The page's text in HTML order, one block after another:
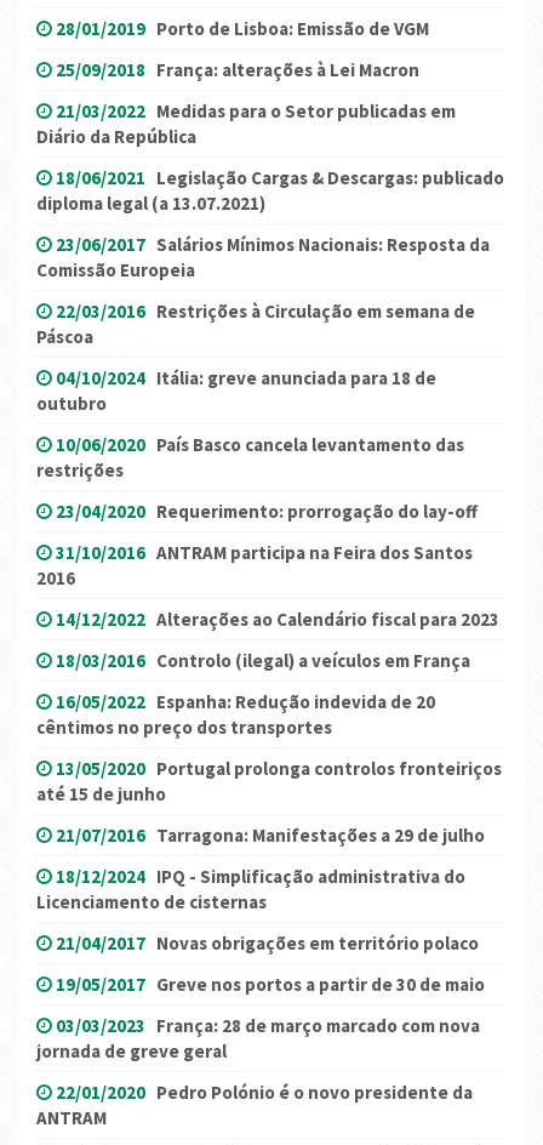
28/01/2019 Porto de Lisboa: Emissão de VGM
25/09/2018 França: alterações à Lei Macron
21/03/2022 Medidas para o Setor publicadas em
Diário da República
18/06/2021 Legislação Cargas & Descargas: publicado
diploma legal (a 13.07.2021)
23/06/2017 Salários Mínimos Nacionais: Resposta da
Comissão Europeia
22/03/2016 Restrições à Circulação em semana de
Páscoa
04/10/2024 Itália: greve anunciada para 18 de
outubro
10/06/2020 País Basco cancela levantamento das
restrições
23/04/2020 Requerimento: prorrogação do lay-off
31/10/2016 ANTRAM participa na Feira dos Santos
2016
14/12/2022 Alterações ao Calendário fiscal para 2023
18/03/2016 Controlo (ilegal) a veículos em França
16/05/2022 Espanha: Redução indevida de 20
cêntimos no preço dos transportes
13/05/2020 Portugal prolonga controlos fronteiriços
até 15 de junho
21/07/2016 Tarragona: Manifestações a 29 de julho
18/12/2024 IPQ - Simplificação administrativa do
Licenciamento de cisternas
21/04/2017 Novas obrigações em território polaco
19/05/2017 Greve nos portos a partir de 30 de maio
03/03/2023 França: 28 de março marcado com nova
jornada de greve geral
22/01/2020 Pedro Polónio é o novo presidente da
ANTRAM